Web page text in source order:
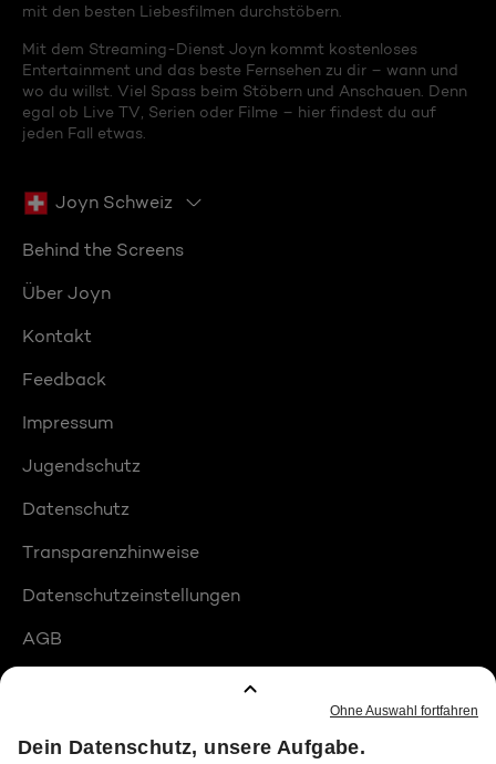
mit den besten Liebesfilmen durchstöbern.
Mit dem Streaming-Dienst Joyn kommt kostenloses
Entertainment und das beste Fernsehen zu dir – wann und
wo du willst. Viel Spass beim Stöbern und Anschauen. Denn
egal ob Live TV, Serien oder Filme – hier findest du auf
jeden Fall etwas.
Joyn Schweiz
Behind the Screens
Über Joyn
Kontakt
Feedback
Impressum
Jugendschutz
Datenschutz
Transparenzhinweise
Datenschutzeinstellungen
AGB